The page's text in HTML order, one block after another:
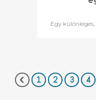
Egy
1 2 3 4